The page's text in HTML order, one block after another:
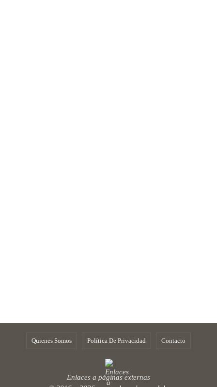
Quienes Somos Política De Privacidad Contacto
Enlaces a páginas externas